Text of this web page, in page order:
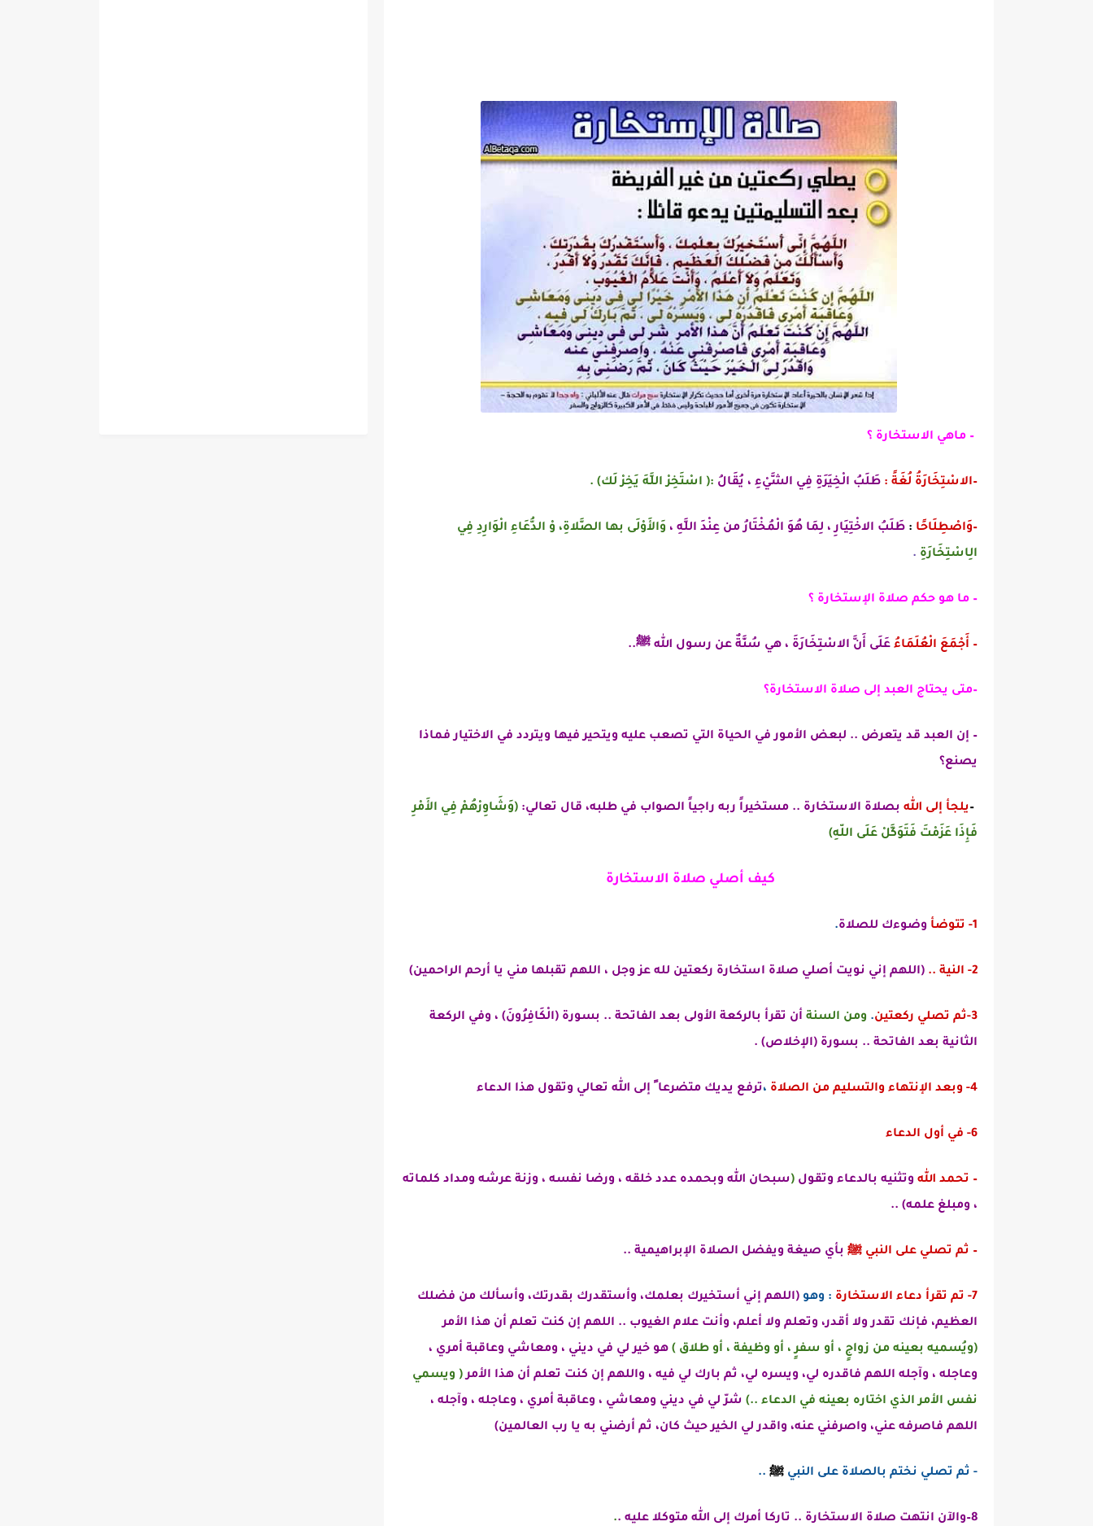
– ماهي الاستخارة ؟
–الاسْتِخَارَةُ لُغَةً : طَلَبُ الْخِيَرَةِ فِي الشَّيْءِ ، يُقَالُ :( اسْتَخِرْ اللَّهَ يَخِرْ لَك) .
–وَاصْطِلَاحًا : طَلَبُ الاخْتِيَارِ ، لِمَا هُوَ الْمُخْتَارُ من عِنْدَ اللَّهِ ، وَالأَوْلَى بها الصَّلاةِ، وْ الدُّعَاءِ الْوَارِدِ فِي
الِاسْتِخَارَةِ .
– ما هو حكم صلاة الإستخارة ؟
– أَجْمَعَ الْعُلَمَاءُ عَلَى أَنَّ الاسْتِخَارَةَ ، هي سُنَّةٌ عن رسول الله ﷺ..
–متى يحتاج العبد إلى صلاة الاستخارة؟
– إن العبد قد يتعرض .. لبعض الأمور في الحياة التي تصعب عليه ويتحير فيها ويتردد في الاختيار فماذا
يصنع؟
–يلجأ إلى الله بصلاة الاستخارة .. مستخيراً ربه راجياً الصواب في طلبه، قال تعالي: (وَشَاوِرْهُمْ فِي الأَمْرِ
فَإِذَا عَزَمْتَ فَتَوَكَّلْ عَلَى اللّهِ)
كيف أصلي صلاة الاستخارة
1- تتوضأ وضوءك للصلاة.
2- النية .. (اللهم إني نويت أصلي صلاة استخارة ركعتين لله عز وجل ، اللهم تقبلها مني يا أرحم الراحمين)
3-ثم تصلي ركعتين . ومن السنة أن تقرأ بالركعة الأولى بعد الفاتحة .. بسورة (الْكَافِرُونَ) ، وفي الركعة
الثانية بعد الفاتحة .. بسورة (الإخلاص) .
4- وبعد الإنتهاء والتسليم من الصلاة ،ترفع يديك متضرعا ً إلى الله تعالي وتقول هذا الدعاء
6- في أول الدعاء
– تحمد الله وتثنيه بالدعاء وتقول (سبحان الله وبحمده عدد خلقه ، ورضا نفسه ، وزنة عرشه ومداد كلماته
، ومبلغ علمه) ..
– ثم تصلي على النبي ﷺ بأي صيغة ويفضل الصلاة الإبراهيمية ..
7- تم تقرأ دعاء الاستخارة : وهو (اللهم إني أستخيرك بعلمك، وأستقدرك بقدرتك، وأسألك من فضلك
العظيم، فإنك تقدر ولا أقدر، وتعلم ولا أعلم، وأنت علام الغيوب .. اللهم إن كنت تعلم أن هذا الأمر
(ويُسميه بعينه من زواجٍ ، أو سفرٍ ، أو وظيفة ، أو طلاق ) هو خير لي في ديني ، ومعاشي وعاقبة أمري ،
وعاجله ، وآجله اللهم فاقدره لي، ويسره لي، ثم بارك لي فيه ، واللهم إن كنت تعلم أن هذا الأمر( ويسمي
نفس الأمر الذي اختاره بعينه في الدعاء ..) شرّ لي في ديني ومعاشي ، وعاقبة أمري ، وعاجله ، وآجله ،
اللهم فاصرفه عني، واصرفني عنه، واقدر لي الخير حيث كان، ثم أرضني به يا رب العالمين)
- ثم تصلي نختم بالصلاة على النبي ﷺ ..
8–والآن انتهت صلاة الاستخارة .. تاركا أمرك إلى الله متوكلا عليه . .